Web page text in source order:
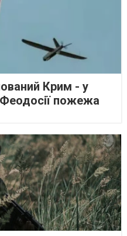
Крим - у
Феодосії пожежа